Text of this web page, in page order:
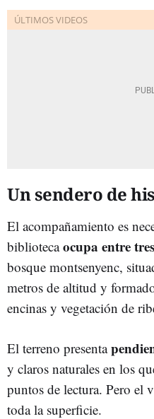
Un sendero de
El acompañamiento es
bibliotecaocupa entre
bosque montsenyenc,
metros de altitud y
encinas y vegetación de
El terreno presenta
y claros naturales en los
puntos de lectura. Pero el
toda la superficie.